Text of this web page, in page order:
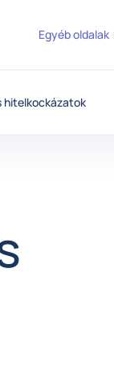
hitelkockázatok
Egyéb oldalak